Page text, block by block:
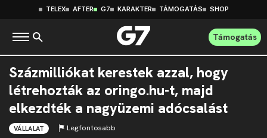
TELEX AFTER G7 KARAKTER TÁMOGATÁS SHOP
Támogatás
Százmilliókat kerestek azzal, hogy
létrehozták az oringo.hu-t, majd
elkezdték a nagyüzemi adócsalást
VÁLLALAT Legfontosabb